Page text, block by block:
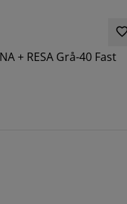
+ RESA Grå-40 Fast